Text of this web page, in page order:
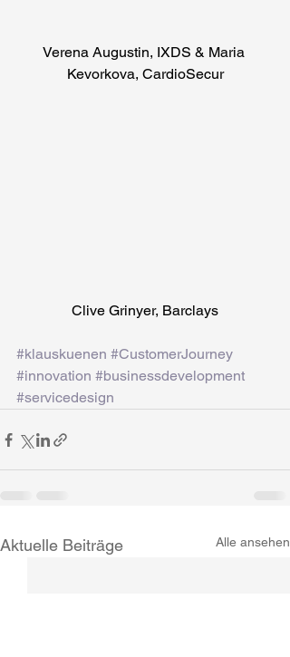
Verena Augustin, IXDS & Maria
Kevorkova, CardioSecur
Clive Grinyer, Barclays
#klauskuenen #CustomerJourney
#innovation #businessdevelopment
#servicedesign
Aktuelle Beiträge Alle ansehen